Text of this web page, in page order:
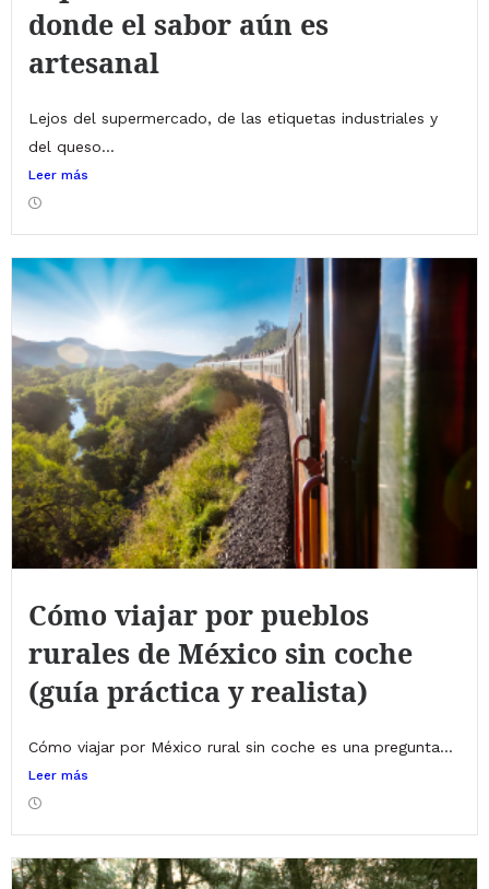
donde el sabor aún es
artesanal
Lejos del supermercado, de las etiquetas industriales y
del queso...
Leer más
Cómo viajar por pueblos
rurales de México sin coche
(guía práctica y realista)
Cómo viajar por México rural sin coche es una pregunta...
Leer más